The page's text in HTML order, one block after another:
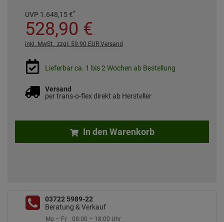
UVP 1.648,15€*
528,90 €
inkl. MwSt. zzgl. 59.90 EUR Versand
Lieferbar ca. 1 bis 2 Wochen ab Bestellung
Versand
per trans-o-flex direkt ab Hersteller
In den Warenkorb
03722 5989-22
Beratung & Verkauf
Mo – Fr 08:00 – 18:00 Uhr